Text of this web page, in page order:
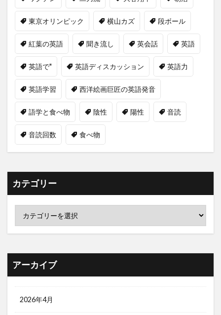
東京オリンピック 横山カズ 段ボール
紅葉の英語 聞き流し 英会話 英語
英語で" 英語ディスカッション 英語力
英語学習 西洋絵画巨匠の英語発音
語学と食べ物 陰性 陽性 音読
音読回数 食べ物
カテゴリー
アーカイブ
2026年4月